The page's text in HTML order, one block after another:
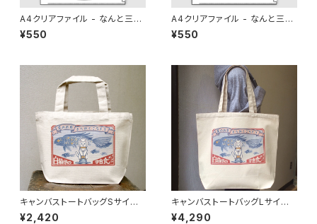
A4クリアファイル - なんと三
角 流星雨
¥550
A4クリアファイル - なんと三
角 火星探検
¥550
キャンバストートバッグSサイズ
- 白猫印の宇宙食 おさかな味
¥2,420
キャンバストートバッグLサイズ -
白猫印の宇宙食 おさかな味
¥4,290